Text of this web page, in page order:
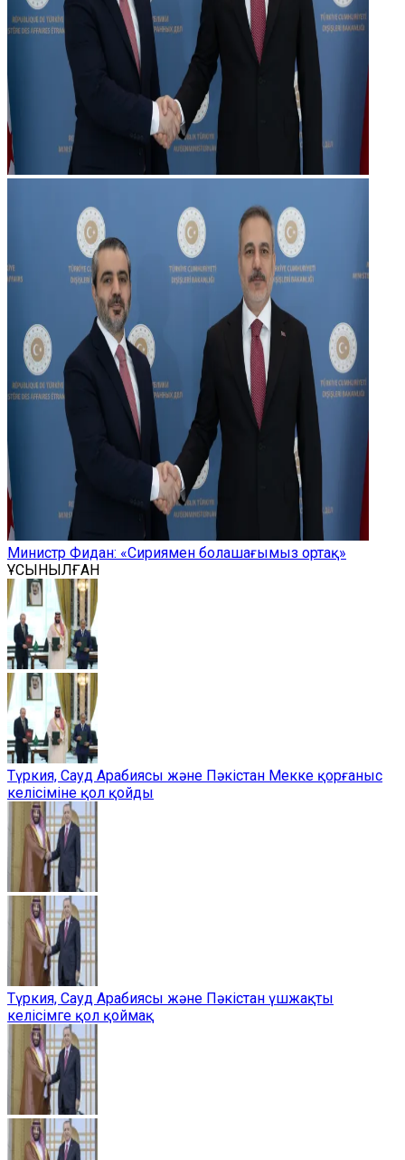
Министр Фидан: «Сириямен болашағымыз ортақ»
ҰСЫНЫЛҒАН
Түркия, Сауд Арабиясы және Пәкістан Мекке қорғаныс
келісіміне қол қойды
Түркия, Сауд Арабиясы және Пәкістан үшжақты
келісімге қол қоймақ